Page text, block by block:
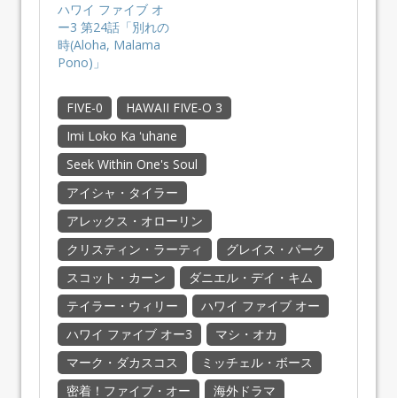
ハワイ ファイブ オ
ー3 第24話「別れの
時(Aloha, Malama
Pono)」
FIVE-0
HAWAII FIVE-O 3
Imi Loko Ka ʻuhane
Seek Within One's Soul
アイシャ・タイラー
アレックス・オローリン
クリスティン・ラーティ
グレイス・パーク
スコット・カーン
ダニエル・デイ・キム
テイラー・ウィリー
ハワイ ファイブ オー
ハワイ ファイブ オー3
マシ・オカ
マーク・ダカスコス
ミッチェル・ボース
密着！ファイブ・オー
海外ドラマ